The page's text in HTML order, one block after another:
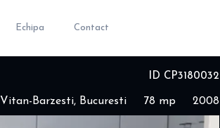
Echipa Contact
ID CP3180032
Vitan-Barzesti, Bucuresti 78 mp 2008